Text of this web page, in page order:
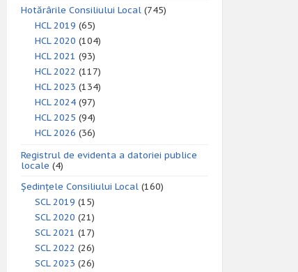
Hotărârile Consiliului Local (745)
HCL 2019 (65)
HCL 2020 (104)
HCL 2021 (93)
HCL 2022 (117)
HCL 2023 (134)
HCL 2024 (97)
HCL 2025 (94)
HCL 2026 (36)
Registrul de evidenta a datoriei publice
locale (4)
Ședințele Consiliului Local (160)
SCL 2019 (15)
SCL 2020 (21)
SCL 2021 (17)
SCL 2022 (26)
SCL 2023 (26)